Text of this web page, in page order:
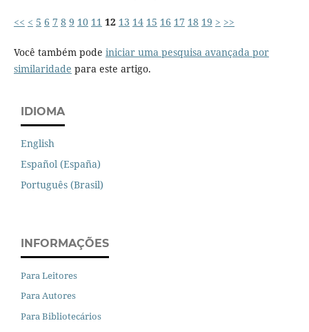
<< < 5 6 7 8 9 10 11 12 13 14 15 16 17 18 19 > >>
Você também pode iniciar uma pesquisa avançada por
similaridade para este artigo.
IDIOMA
English
Español (España)
Português (Brasil)
INFORMAÇÕES
Para Leitores
Para Autores
Para Bibliotecários